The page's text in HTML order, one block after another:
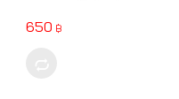
650 ฿